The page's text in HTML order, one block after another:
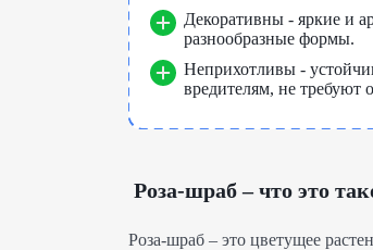
Декоративны - яркие и
разнообразные формы.
Неприхотливы -
вредителям, не требуют
Роза-шраб – что это
Роза-шраб – это цветущее